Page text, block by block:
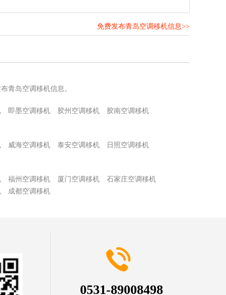
免费发布青岛空调移机信息>>
青岛空调移机信息。
即墨空调移机 胶州空调移机
胶南空调移机
威海空调移机 泰安空调移机
日照空调移机
福州空调移机 厦门空调移机
石家庄空调移机
成都空调移机
0531-89008498